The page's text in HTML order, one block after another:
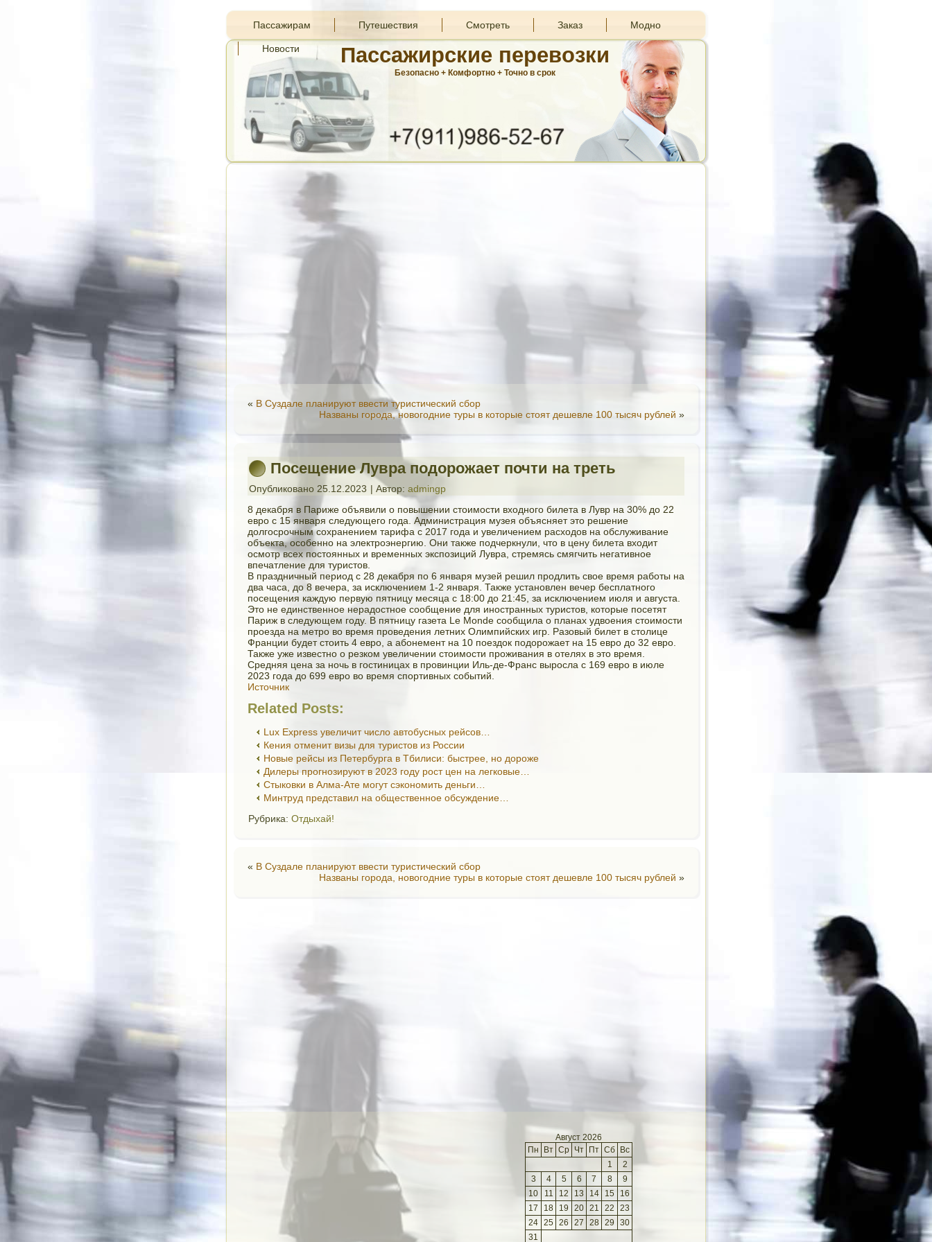
Пассажирам Путешествия Смотреть Заказ Модно
Новости Пассажирские перевозки
Безопасно + Комфортно + Точно в срок
« В Суздале планируют ввести туристический сбор
Названы города, новогодние туры в которые стоят дешевле 100 тысяч рублей »
Посещение Лувра подорожает почти на треть
Опубликовано 25.12.2023 | Автор: admingp
8 декабря в Париже объявили о повышении стоимости входного билета в Лувр на 30% до 22
евро с 15 января следующего года. Администрация музея объясняет это решение
долгосрочным сохранением тарифа с 2017 года и увеличением расходов на обслуживание
объекта, особенно на электроэнергию. Они также подчеркнули, что в цену билета входит
осмотр всех постоянных и временных экспозиций Лувра, стремясь смягчить негативное
впечатление для туристов.
В праздничный период с 28 декабря по 6 января музей решил продлить свое время работы на
два часа, до 8 вечера, за исключением 1-2 января. Также установлен вечер бесплатного
посещения каждую первую пятницу месяца с 18:00 до 21:45, за исключением июля и августа.
Это не единственное нерадостное сообщение для иностранных туристов, которые посетят
Париж в следующем году. В пятницу газета Le Monde сообщила о планах удвоения стоимости
проезда на метро во время проведения летних Олимпийских игр. Разовый билет в столице
Франции будет стоить 4 евро, а абонемент на 10 поездок подорожает на 15 евро до 32 евро.
Также уже известно о резком увеличении стоимости проживания в отелях в это время.
Средняя цена за ночь в гостиницах в провинции Иль-де-Франс выросла с 169 евро в июле
2023 года до 699 евро во время спортивных событий.
Источник
Related Posts:
Lux Express увеличит число автобусных рейсов…
Кения отменит визы для туристов из России
Новые рейсы из Петербурга в Тбилиси: быстрее, но дороже
Дилеры прогнозируют в 2023 году рост цен на легковые…
Стыковки в Алма-Ате могут сэкономить деньги…
Минтруд представил на общественное обсуждение…
Рубрика: Отдыхай!
« В Суздале планируют ввести туристический сбор
Названы города, новогодние туры в которые стоят дешевле 100 тысяч рублей »
Август 2026
Пн
Вт Ср Чт Пт Сб
Вс
1
2
3
4 5 6 7 8
9
10
11 12 13 14 15
16
17
18 19 20 21 22
23
24 25 26 27 28 29 30
31